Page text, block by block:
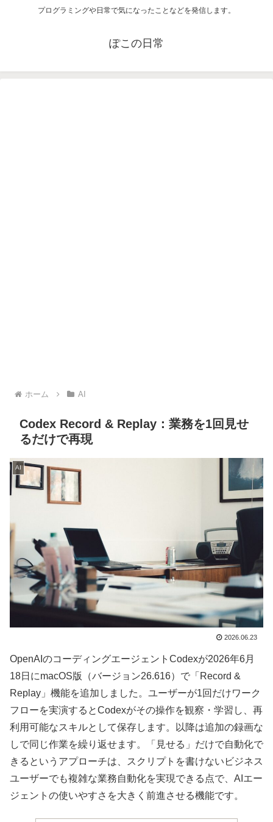
プログラミングや日常で気になったことなどを発信します。
ぽこの日常
ホーム AI
Codex Record & Replay：業務を1回見せ
るだけで再現
AI
2026.06.23
OpenAIのコーディングエージェントCodexが2026年6月
18日にmacOS版（バージョン26.616）で「Record &
Replay」機能を追加しました。ユーザーが1回だけワーク
フローを実演するとCodexがその操作を観察・学習し、再
利用可能なスキルとして保存します。以降は追加の録画な
しで同じ作業を繰り返せます。「見せる」だけで自動化で
きるというアプローチは、スクリプトを書けないビジネス
ユーザーでも複雑な業務自動化を実現できる点で、AIエー
ジェントの使いやすさを大きく前進させる機能です。